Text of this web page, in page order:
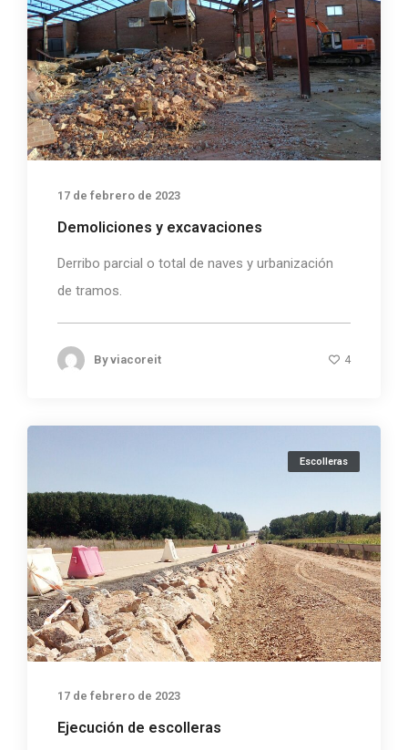
17 de febrero de 2023
Demoliciones y excavaciones
Derribo parcial o total de naves y urbanización
de tramos.
Byviacoreit 4
Escolleras
17 de febrero de 2023
Ejecución de escolleras